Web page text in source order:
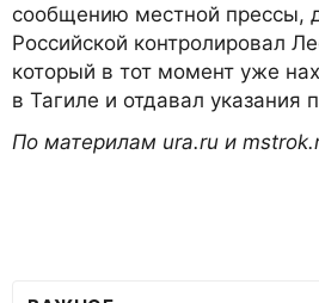
сообщению местной прессы,
Российской контролировал
который в тот момент уже
в Тагиле и отдавал указания
По материлам ura.ru и